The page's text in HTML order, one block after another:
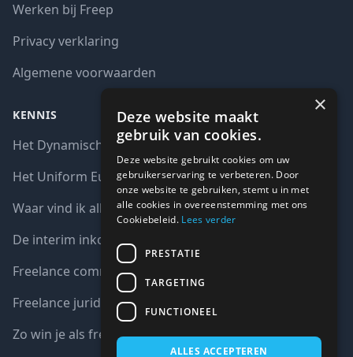
Werken bij Freep
Privacy verklaring
Algemene voorwaarden
KENNIS
Het Dynamisch aankoopsysteem (DAS)
Het Uniform Europees Aanbestedingsdocument (UEA)
Waar vind ik alle interim opdrachten bij de overheid?
De interim inkoop markt in cijfers
Freelance communicatie vacatures
Freelance juridische vacatures
Zo win je als freelancer een aanbesteding
×
Deze website maakt
gebruik van cookies.
Deze website gebruikt cookies om uw
gebruikerservaring te verbeteren. Door
onze website te gebruiken, stemt u in met
alle cookies in overeenstemming met ons
Cookiebeleid. Lees verder
PRESTATIE
TARGETING
FUNCTIONEEL
ALLES ACCEPTEREN